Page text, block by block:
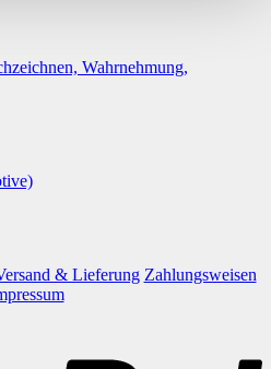
& Lieferung Zahlungsweisen